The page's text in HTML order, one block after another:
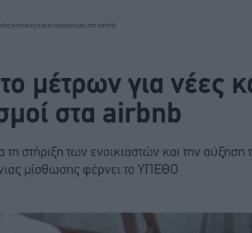
ΟΙΚΟΝΟΜΙΑ
κατοικίες και οι περιορισμοί στα airbnb
μέτρων για νέες
στα airbnb
στήριξη των ενοικιαστών και την αύξηση
μίσθωσης φέρνει το ΥΠΕΘΟ